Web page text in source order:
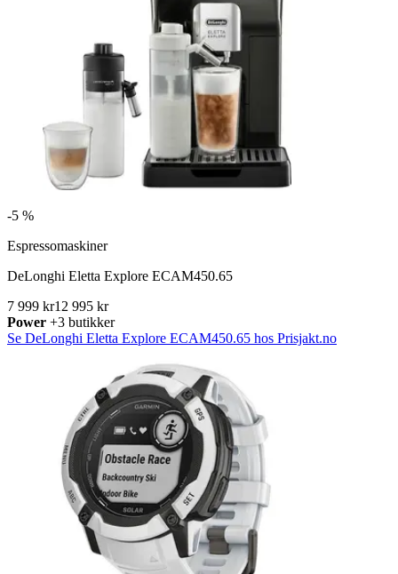
-5 %
Espressomaskiner
DeLonghi Eletta Explore ECAM450.65
7 999 kr12 995 kr
Power +3 butikker
Se DeLonghi Eletta Explore ECAM450.65 hos Prisjakt.no